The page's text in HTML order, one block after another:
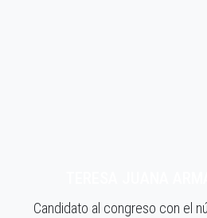
Candidato al congreso con el